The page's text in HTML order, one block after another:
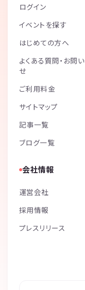
ログイン
イベントを探す
はじめての方へ
よくある質問・お問
せ
ご利用料金
サイトマップ
記事一覧
ブログ一覧
会社情報
運営会社
採用情報
プレスリリース